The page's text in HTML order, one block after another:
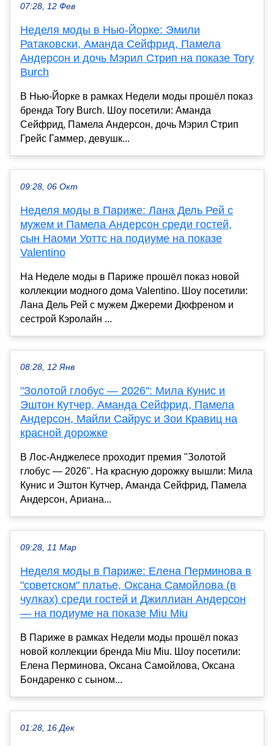
07:28, 12 Фев
Неделя моды в Нью-Йорке: Эмили
Ратаковски, Аманда Сейфрид, Памела
Андерсон и дочь Мэрил Стрип на показе Tory
Burch
В Нью-Йорке в рамках Недели моды прошёл показ
бренда Tory Burch. Шоу посетили: Аманда
Сейфрид, Памела Андерсон, дочь Мэрил Стрип
Грейс Гаммер, девушк...
09:28, 06 Окт
Неделя моды в Париже: Лана Дель Рей с
мужем и Памела Андерсон среди гостей,
сын Наоми Уоттс на подиуме на показе
Valentino
На Неделе моды в Париже прошёл показ новой
коллекции модного дома Valentino. Шоу посетили:
Лана Дель Рей с мужем Джереми Дюфреном и
сестрой Кэролайн ...
08:28, 12 Янв
"Золотой глобус — 2026": Мила Кунис и
Эштон Кутчер, Аманда Сейфрид, Памела
Андерсон, Майли Сайрус и Зои Кравиц на
красной дорожке
В Лос-Анджелесе проходит премия "Золотой
глобус — 2026". На красную дорожку вышли: Мила
Кунис и Эштон Кутчер, Аманда Сейфрид, Памела
Андерсон, Ариана...
09:28, 11 Мар
Неделя моды в Париже: Елена Перминова в
"советском" платье, Оксана Самойлова (в
чулках) среди гостей и Джиллиан Андерсон
— на подиуме на показе Miu Miu
В Париже в рамках Недели моды прошёл показ
новой коллекции бренда Miu Miu. Шоу посетили:
Елена Перминова, Оксана Самойлова, Оксана
Бондаренко с сыном...
01:28, 16 Дек